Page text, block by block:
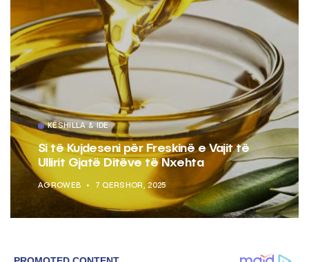
KËSHILLA & IDE
Si të Kujdeseni për Freskinë e Vajit të
Ullirit Gjatë Ditëve të Nxehta
AGROWEB 7 QERSHOR, 2025